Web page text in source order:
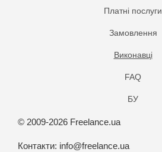
Платнi послуги
Замовлення
Виконавці
FAQ
БУ
© 2009-2026 Freelance.ua
Контакти: info@freelance.ua